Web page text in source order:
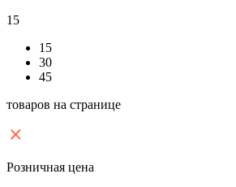
15
15
30
45
товаров на странице
Розничная цена